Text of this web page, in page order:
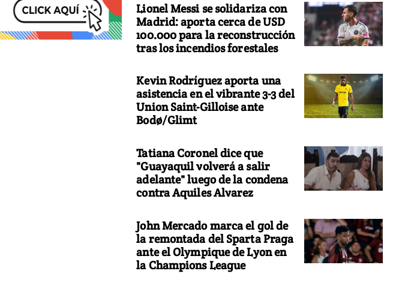
Lionel Messi se solidariza con
Madrid: aporta cerca de USD
100.000 para la reconstrucción
tras los incendios forestales
Kevin Rodríguez aporta una
asistencia en el vibrante 3-3 del
Union Saint-Gilloise ante
Bodø/Glimt
Tatiana Coronel dice que
"Guayaquil volverá a salir
adelante" luego de la condena
contra Aquiles Alvarez
John Mercado marca el gol de
la remontada del Sparta Praga
ante el Olympique de Lyon en
la Champions League